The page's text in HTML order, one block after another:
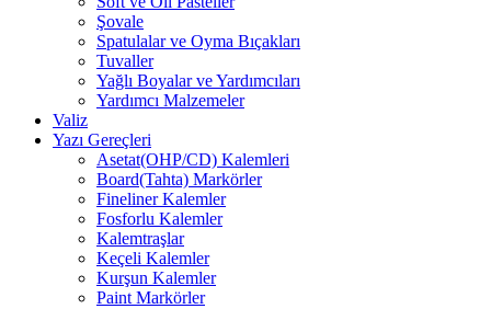
Şovale
Spatulalar ve Oyma Bıçakları
Tuvaller
Yağlı Boyalar ve Yardımcıları
Yardımcı Malzemeler
Valiz
Yazı Gereçleri
Asetat(OHP/CD) Kalemleri
Board(Tahta) Markörler
Fineliner Kalemler
Fosforlu Kalemler
Kalemtraşlar
Keçeli Kalemler
Kurşun Kalemler
Paint Markörler